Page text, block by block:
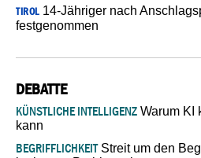
TIROL14-Jähriger nach
festgenommen
DEBATTE
KÜNSTLICHE INTELLIGENZ Warum KI
kann
BEGRIFFLICHKEITStreit um den